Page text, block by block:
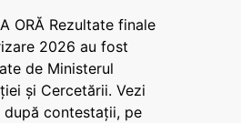
ORĂ Rezultate finale
2026 au fost
de Ministerul
și Cercetării. Vezi
după contestații, pe